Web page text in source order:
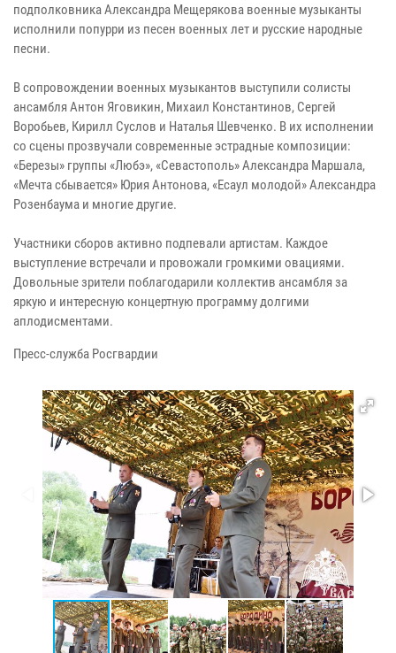
подполковника Александра Мещерякова военные музыканты
исполнили попурри из песен военных лет и русские народные
песни.
В сопровождении военных музыкантов выступили солисты
ансамбля Антон Яговикин, Михаил Константинов, Сергей
Воробьев, Кирилл Суслов и Наталья Шевченко. В их исполнении
со сцены прозвучали современные эстрадные композиции:
«Березы» группы «Любэ», «Севастополь» Александра Маршала,
«Мечта сбывается» Юрия Антонова, «Есаул молодой» Александра
Розенбаума и многие другие.
Участники сборов активно подпевали артистам. Каждое
выступление встречали и провожали громкими овациями.
Довольные зрители поблагодарили коллектив ансамбля за
яркую и интересную концертную программу долгими
аплодисментами.
Пресс-служба Росгвардии